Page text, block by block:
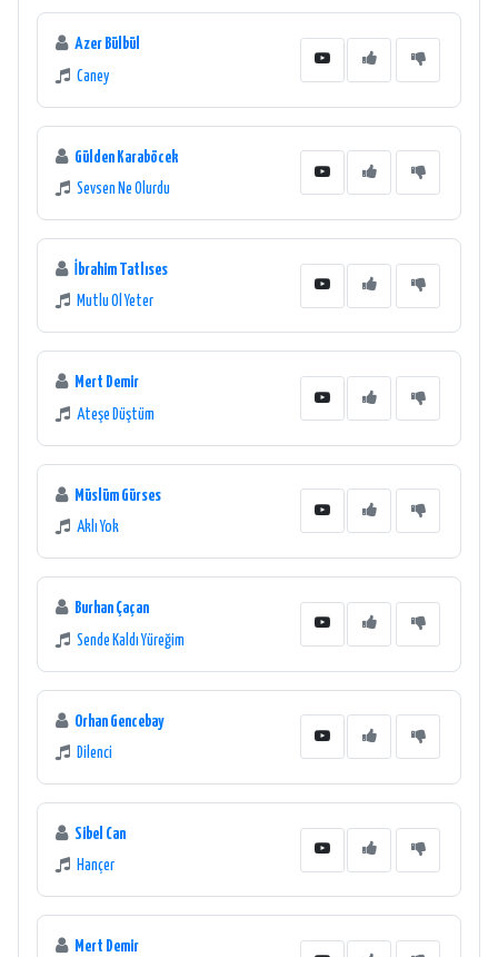
Azer Bülbül
Caney
Gülden Karaböcek
Sevsen Ne Olurdu
İbrahim Tatlıses
Mutlu Ol Yeter
Mert Demir
Ateşe Düştüm
Müslüm Gürses
Aklı Yok
Burhan Çaçan
Sende Kaldı Yüreğim
Orhan Gencebay
Dilenci
Sibel Can
Hançer
Mert Demir